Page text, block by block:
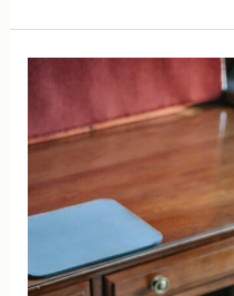
ഓണാശംസകള്‍